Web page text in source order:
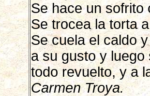
Se hace un sofrito
Se trocea la torta
Se cuela el caldo
a su gusto y
todo revuelto, y a
Carmen Troya.